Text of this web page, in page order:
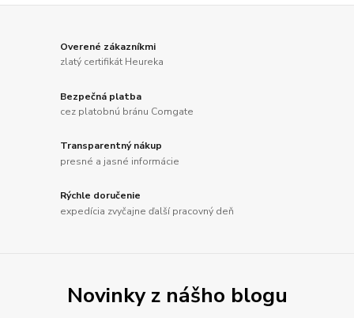
Overené zákazníkmi
zlatý certifikát Heureka
Bezpečná platba
cez platobnú bránu Comgate
Transparentný nákup
presné a jasné informácie
Rýchle doručenie
expedícia zvyčajne ďalší pracovný deň
Novinky z nášho blogu